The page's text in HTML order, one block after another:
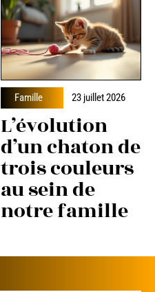
Famille 23 juillet 2026
L’évolution
d’un chaton de
trois couleurs
au sein de
notre famille